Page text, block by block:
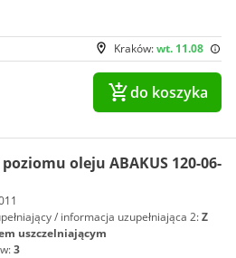
Kraków:wt. 11.08
do koszyka
oleju ABAKUS 120-06-
/ informacja uzupełniająca 2:Z
uszczelniającym
3